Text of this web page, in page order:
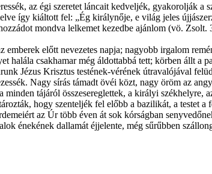
az égi szeretet láncait kedveljék, gyakorolják a
így kiáltott fel: „Ég királynője, e világ jeles
mondva lelkemet kezedbe ajánlom (vö. Zsolt.
előtt nevezetes napja; nagyobb irgalom
csakhamar még áldottabbá tett; körben állt a
Jézus Krisztus testének-vérének útravalójával
Nagy sírás támadt övéi közt, nagy öröm az
tájáról összesereglettek, a királyi székhelyre,
hogy szenteljék fel előbb a bazilikát, a testet
az Úr több éven át sok kórságban
énekének dallamát éjjelente, még sűrűbben